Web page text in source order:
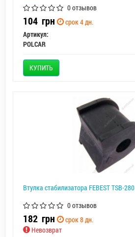
0 отзывов
104 грн
срок 4 дн.
Артикул:
POLCAR
КУПИТЬ
Втулка стабилизатора FEBEST TSB-280
0 отзывов
182 грн
срок 8 дн.
Невозврат